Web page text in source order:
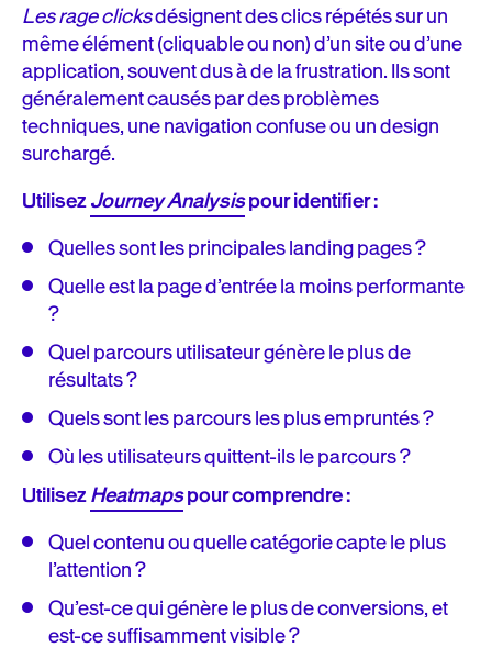
Les rage clicksdésignent des clics répétés sur un
même élément (cliquable ou non) d’un site ou d’une
application, souvent dus à de la frustration. Ils sont
généralement causés par des problèmes
techniques, une navigation confuse ou un design
surchargé.
UtilisezJourney Analysispour identifier :
Quelles sont les principales landing pages ?
Quelle est la page d’entrée la moins performante
?
Quel parcours utilisateur génère le plus de
résultats ?
Quels sont les parcours les plus empruntés ?
Où les utilisateurs quittent-ils le parcours ?
UtilisezHeatmapspour comprendre :
Quel contenu ou quelle catégorie capte le plus
l’attention ?
Qu’est-ce qui génère le plus de conversions, et
est-ce suffisamment visible ?